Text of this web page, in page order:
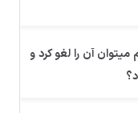
آن را لغو کرد و